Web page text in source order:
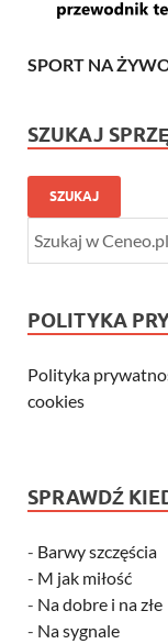
SPORT NA
SZUKAJ
SZUKAJ
POLITYKA
Polityka
cookies
SPRAWDŹ
- Barwy szczęścia
- M jak miłość
- Na dobre i na złe
- Na sygnale